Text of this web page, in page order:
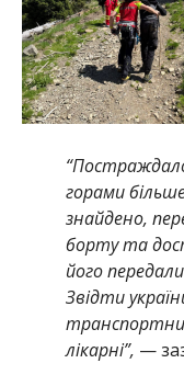
горами
знайдено,
борту та
його
Звідти
лікарні”, —